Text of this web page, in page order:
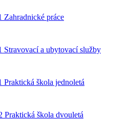
Zahradnické práce
Stravovací a ubytovací služby
Praktická škola jednoletá
Praktická škola dvouletá